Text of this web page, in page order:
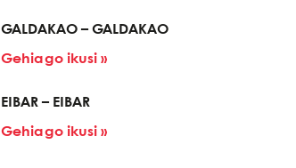
GALDAKAO – GALDAKAO
Gehiago ikusi »
EIBAR – EIBAR
Gehiago ikusi »